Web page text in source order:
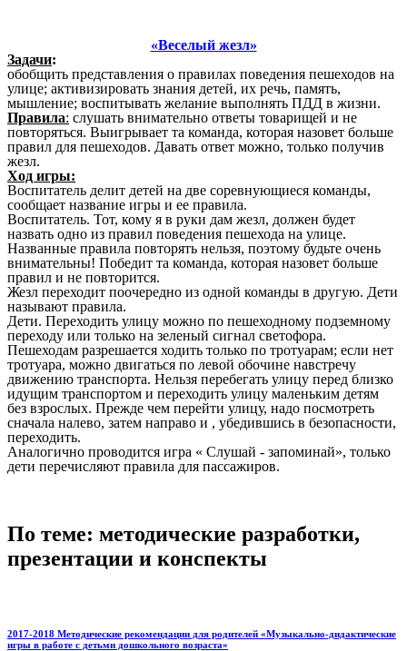
«Веселый жезл»
Задачи:
обобщить представления о правилах поведения пешеходов на
улице; активизировать знания детей, их речь, память,
мышление; воспитывать желание выполнять ПДД в жизни.
Правила: слушать внимательно ответы товарищей и не
повторяться. Выигрывает та команда, которая назовет больше
правил для пешеходов. Давать ответ можно, только получив
жезл.
Ход игры:
Воспитатель делит детей на две соревнующиеся команды,
сообщает название игры и ее правила.
Воспитатель. Тот, кому я в руки дам жезл, должен будет
назвать одно из правил поведения пешехода на улице.
Названные правила повторять нельзя, поэтому будьте очень
внимательны! Победит та команда, которая назовет больше
правил и не повторится.
Жезл переходит поочередно из одной команды в другую. Дети
называют правила.
Дети. Переходить улицу можно по пешеходному подземному
переходу или только на зеленый сигнал светофора.
Пешеходам разрешается ходить только по тротуарам; если нет
тротуара, можно двигаться по левой обочине навстречу
движению транспорта. Нельзя перебегать улицу перед близко
идущим транспортом и переходить улицу маленьким детям
без взрослых. Прежде чем перейти улицу, надо посмотреть
сначала налево, затем направо и , убедившись в безопасности,
переходить.
Аналогично проводится игра « Слушай - запоминай», только
дети перечисляют правила для пассажиров.
По теме: методические разработки,
презентации и конспекты
2017-2018 Методические рекомендации для родителей «Музыкально-дидактические
игры в работе с детьми дошкольного возраста»